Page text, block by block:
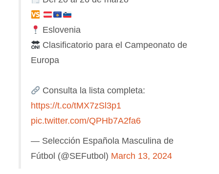
Eslovenia
Clasificatorio para el Campeonato de
Europa
Consulta la lista completa:
https://t.co/tMX7zSl3p1
pic.twitter.com/QPHb7A2fa6
— Selección Española Masculina de
Fútbol (@SEFutbol) March 13, 2024